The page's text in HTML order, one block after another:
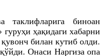
таклифларига биноан
ҳақидаги хабарни
қувонч билан кутиб олди.
Онаси Наргиза опа